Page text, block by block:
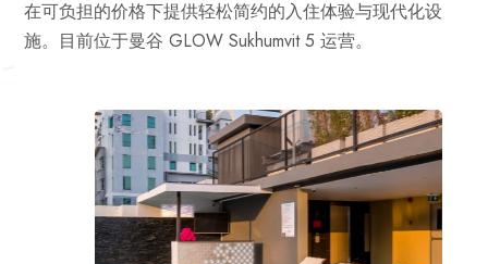
在可负担的价格下提供轻松简约的入住体验与现代化设
施。目前位于曼谷 GLOW Sukhumvit 5 运营。